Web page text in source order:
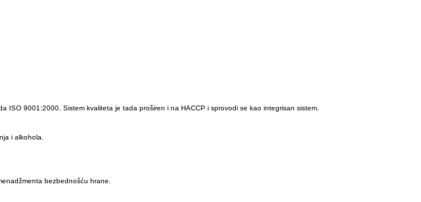
ISO 9001:2000. Sistem kvaliteta je tada proširen i na HACCP i sprovodi se kao integrisan sistem.
i alkohola.
bezbednošću hrane.